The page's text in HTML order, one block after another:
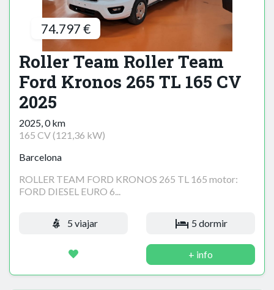
74.797 €
Roller Team Roller Team
Ford Kronos 265 TL 165 CV
2025
2025, 0 km
165 CV (121,36 kW)
Barcelona
ROLLER TEAM FORD KRONOS 265 TL 165 motor:
FORD DIESEL EURO 6...
5 viajar 5 dormir
+ info